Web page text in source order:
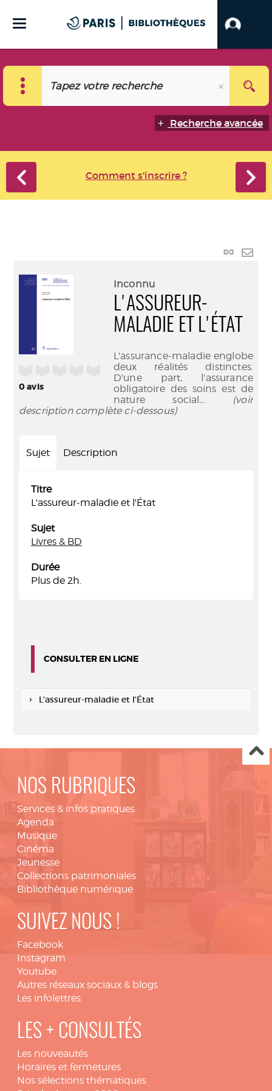
Recherche avancée
Comment s'inscrire ?
Lien
0avis
Inconnu
L'ASSUREUR-
MALADIE ET L'ÉTAT
L'assurance-maladie englobe
deux réalités distinctes.
D'une part, l'assurance
obligatoire des soins est de
nature social... (voir
description complète ci-dessous)
Sujet Description
Titre
L'assureur-maladie et l'État
Sujet
Livres & BD
Durée
Plus de 2h.
CONSULTER EN LIGNE
L'assureur-maladie et l'État
NOS RUBRIQUES
Services & infos pratiques
Agenda
Musique
Cinéma
Jeunesse
Collections patrimoniales
Bibliothèque numérique
SUIVEZ NOUS !
Facebook
Instagram
Youtube
Autres réseaux sociaux & blogs
Les infolettres
LES + CONSULTÉS
Les nouveautés
Horaires et fermetures
Nos sélections thématiques